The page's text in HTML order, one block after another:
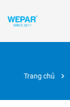
Trang chủ